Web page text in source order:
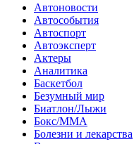
Автоновости
Автособытия
Автоспорт
Автоэксперт
Актеры
Аналитика
Баскетбол
Безумный мир
Биатлон/Лыжи
Бокс/MMA
Болезни и лекарства